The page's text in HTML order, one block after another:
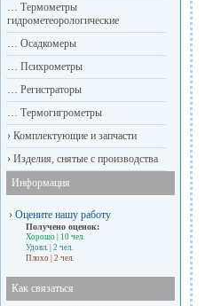
… Термометры
гидрометеорологические
… Осадкомеры
… Психрометры
… Регистраторы
… Термогигрометры
› Комплектующие и запчасти
› Изделия, снятые с производства
Информация
› Оцените нашу работу
Получено оценок:
Хорошо | 10 чел.
Удовл. | 2 чел.
Плохо | 2 чел.
Как связаться